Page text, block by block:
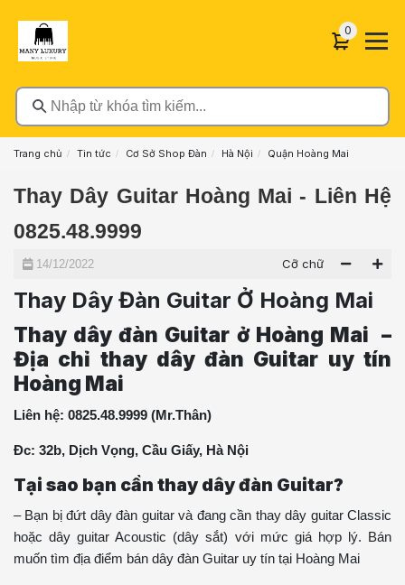
Nhập từ khóa tìm kiếm...
00 sản
Trang chủ Tin tức Cơ Sở Shop Đàn Hà Nội Quận Hoàng Mai
Thay Dây Guitar Hoàng Mai - Liên Hệ
0825.48.9999
14/12/2022 Cỡ chữ
Thay Dây Đàn Guitar Ở Hoàng Mai
Thay dây đàn Guitar ở Hoàng Mai –
Địa chỉ thay dây đàn Guitar uy tín
Hoàng Mai
Liên hệ: 0825.48.9999 (Mr.Thân)
Đc: 32b, Dịch Vọng, Cầu Giấy, Hà Nội
Tại sao bạn cần thay dây đàn Guitar?
– Bạn bị đứt dây đàn guitar và đang cần thay dây guitar Classic
hoặc dây guitar Acoustic (dây sắt) với mức giá hợp lý. Bán
muốn tìm địa điểm bán dây đàn Guitar uy tín tại Hoàng Mai